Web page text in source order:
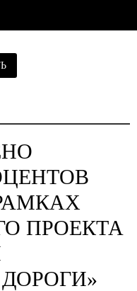
ПРОЕКТА